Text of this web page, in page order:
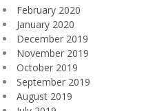
February 2020
January 2020
December 2019
November 2019
October 2019
September 2019
August 2019